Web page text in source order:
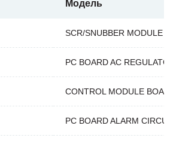
Модель
SCR/SNUBBER MODULE
PC BOARD AC
CONTROL MODULE
PC BOARD ALARM